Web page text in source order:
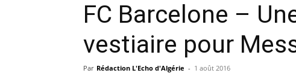
FC Barcelone –
vestiaire pour
Par Rédaction L'Echo d'Algérie - 1 août 2016